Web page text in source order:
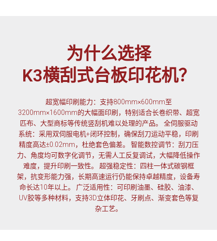
为什么选择
K3横刮式台板印花机？
超宽幅印刷能力：支持800mm×600mm至
3200mm×1600mm的大幅面印刷，特别适合长卷织带、超宽
匹布、大型商标等传统竖刮机难以处理的产品。 全伺服驱动
系统：采用双伺服电机+闭环控制，确保刮刀运动平稳，印刷
精度高达±0.02mm，杜绝套色偏差。 智能数控调节：刮刀压
力、角度均可数字化调节，无需人工反复调试，大幅降低操作
难度，提升印刷一致性。 超强稳定性：四柱一体式碳钢框
架，抗变形能力强，长期高速运行仍能保持卓越精度，设备寿
命长达10年以上。 广泛适用性：可印刷油墨、硅胶、油漆、
UV胶等多种材料，支持3D立体印花、牙刷点、渐变套色等复
杂工艺。